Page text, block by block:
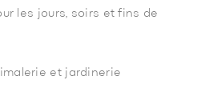
les jours, soirs et fins de
et jardinerie